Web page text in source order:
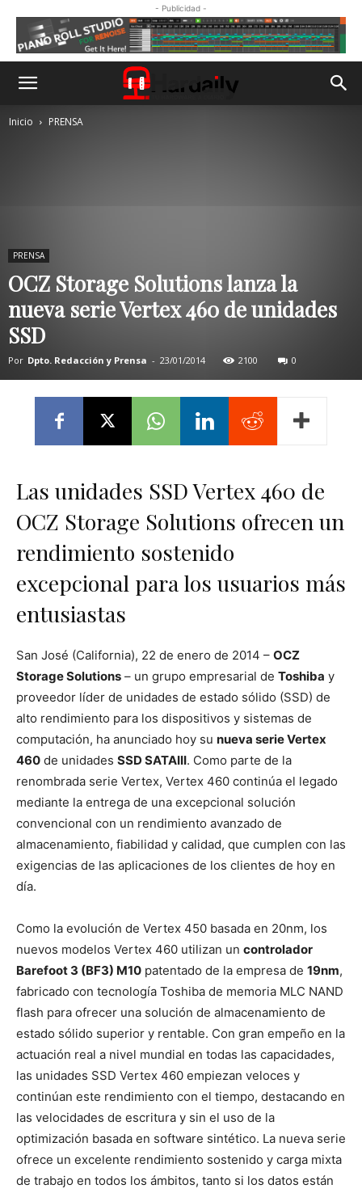
- Publicidad -
Inicio PRENSA
PRENSA
OCZ Storage Solutions lanza la
nueva serie Vertex 460 de unidades
SSD
Por Dpto. Redacción y Prensa - 23/01/2014 2100 0
Las unidades SSD Vertex 460 de
OCZ Storage Solutions ofrecen un
rendimiento sostenido
excepcional para los usuarios más
entusiastas
San José (California), 22 de enero de 2014 – OCZ
Storage Solutions – un grupo empresarial de Toshiba y
proveedor líder de unidades de estado sólido (SSD) de
alto rendimiento para los dispositivos y sistemas de
computación, ha anunciado hoy su nueva serie Vertex
460 de unidades SSD SATAIII. Como parte de la
renombrada serie Vertex, Vertex 460 continúa el legado
mediante la entrega de una excepcional solución
convencional con un rendimiento avanzado de
almacenamiento, fiabilidad y calidad, que cumplen con las
exigencias de las aplicaciones de los clientes de hoy en
día.
Como la evolución de Vertex 450 basada en 20nm, los
nuevos modelos Vertex 460 utilizan un controlador
Barefoot 3 (BF3) M10 patentado de la empresa de 19nm,
fabricado con tecnología Toshiba de memoria MLC NAND
flash para ofrecer una solución de almacenamiento de
estado sólido superior y rentable. Con gran empeño en la
actuación real a nivel mundial en todas las capacidades,
las unidades SSD Vertex 460 empiezan veloces y
continúan este rendimiento con el tiempo, destacando en
las velocidades de escritura y sin el uso de la
optimización basada en software sintético. La nueva serie
ofrece un excelente rendimiento sostenido y carga mixta
de trabajo en todos los ámbitos, tanto si los datos están